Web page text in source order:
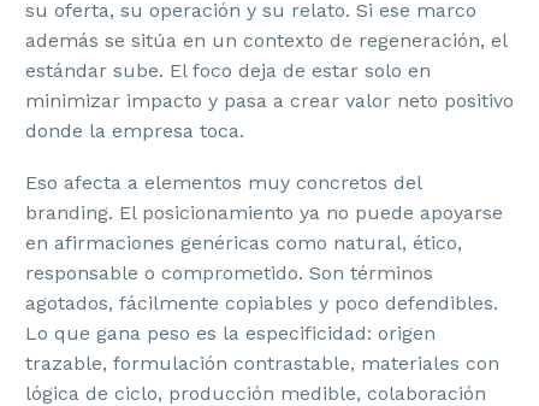
su oferta, su operación y su relato. Si ese marco
además se sitúa en un contexto de regeneración, el
estándar sube. El foco deja de estar solo en
minimizar impacto y pasa a crear valor neto positivo
donde la empresa toca.
Eso afecta a elementos muy concretos del
branding. El posicionamiento ya no puede apoyarse
en afirmaciones genéricas como natural, ético,
responsable o comprometido. Son términos
agotados, fácilmente copiables y poco defendibles.
Lo que gana peso es la especificidad: origen
trazable, formulación contrastable, materiales con
lógica de ciclo, producción medible, colaboración